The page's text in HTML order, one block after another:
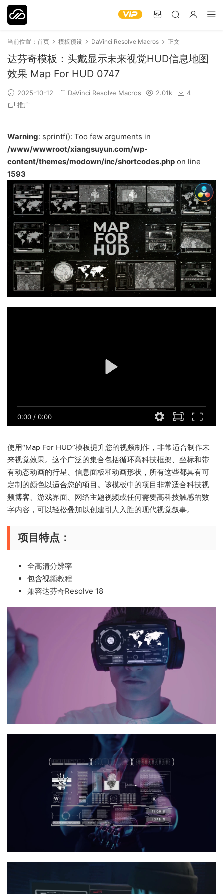
当前位置： 首页 模板预设 DaVinci Resolve Macros 正文
达芬奇模板：头戴显示未来视觉HUD信息地图
效果 Map For HUD 0747
2025-10-12 DaVinci Resolve Macros 2.01k
4
推广
Warning: sprintf(): Too few arguments in
/www/wwwroot/xiangsuyun.com/wp-
content/themes/modown/inc/shortcodes.php on line
1593
0:00 / 0:00
使用“Map For HUD”模板提升您的视频制作，非常适合制作未
来视觉效果。这个广泛的集合包括循环高科技框架、坐标和带
有动态动画的行星、信息面板和动画形状，所有这些都具有可
定制的颜色以适合您的项目。该模板中的项目非常适合科技视
频博客、游戏界面、网络主题视频或任何需要高科技触感的数
字内容，可以轻松叠加以创建引人入胜的现代视觉叙事。
项目特点：
全高清分辨率
包含视频教程
兼容达芬奇Resolve 18